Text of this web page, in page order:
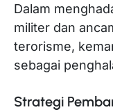
Dalam
militer dan
terorisme,
sebagai
Strategi